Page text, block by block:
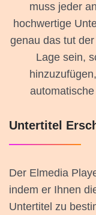
muss jeder
hochwertige
genau das tut
Lage sein,
Untertitel
Der Elmedia
indem er Ihnen
Untertitel zu